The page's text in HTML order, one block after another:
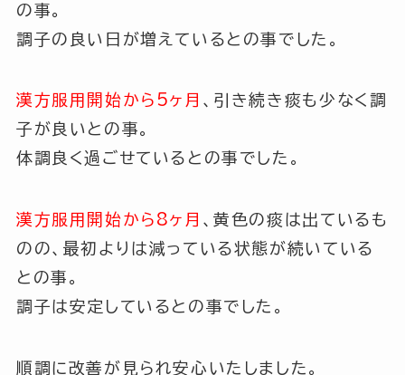
の事。
調子の良い日が増えているとの事でした。
漢方服用開始から5ヶ月 、引き続き痰も少なく調
子が良いとの事。
体調良く過ごせているとの事でした。
漢方服用開始から8ヶ月 、黄色の痰は出ているも
のの、最初よりは減っている状態が続いている
との事。
調子は安定しているとの事でした。
順調に改善が見られ安心いたしました。